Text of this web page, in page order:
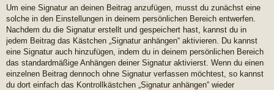
Um eine Signatur an deinen Beitrag anzufügen, musst du zunächst eine
solche in den Einstellungen in deinem persönlichen Bereich entwerfen.
Nachdem du die Signatur erstellt und gespeichert hast, kannst du in
jedem Beitrag das Kästchen „Signatur anhängen“ aktivieren. Du kannst
eine Signatur auch hinzufügen, indem du in deinem persönlichen Bereich
das standardmäßige Anhängen deiner Signatur aktivierst. Wenn du einen
einzelnen Beitrag dennoch ohne Signatur verfassen möchtest, so kannst
du dort einfach das Kontrollkästchen „Signatur anhängen“ wieder